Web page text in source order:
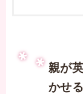
親が
かせ